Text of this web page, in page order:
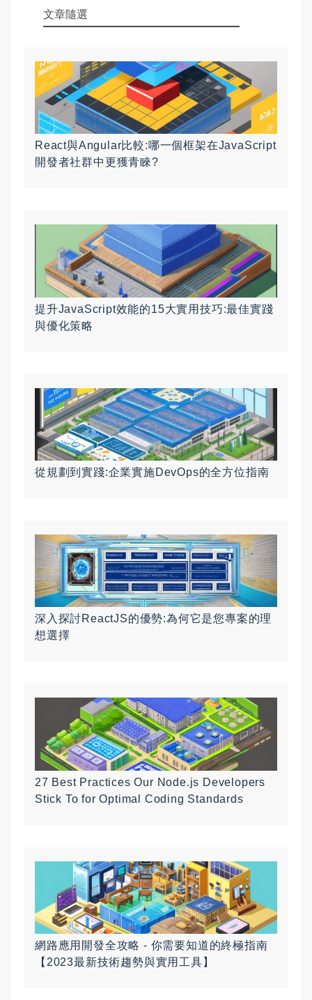
文章隨選
React與Angular比較:哪一個框架在JavaScript
開發者社群中更獲青睞?
提升JavaScript效能的15大實用技巧:最佳實踐
與優化策略
從規劃到實踐:企業實施DevOps的全方位指南
深入探討ReactJS的優勢:為何它是您專案的理
想選擇
27 Best Practices Our Node.js Developers
Stick To for Optimal Coding Standards
網路應用開發全攻略 - 你需要知道的終極指南
【2023最新技術趨勢與實用工具】